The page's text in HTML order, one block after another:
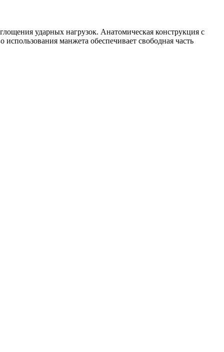
ударных нагрузок. Анатомическая конструкция с
манжета обеспечивает свободная часть